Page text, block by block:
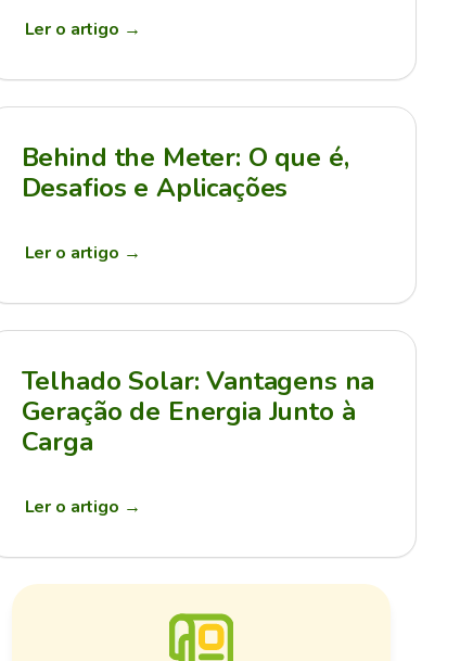
Ler o artigo →
Behind the Meter: O que é,
Desafios e Aplicações
Ler o artigo →
Telhado Solar: Vantagens na
Geração de Energia Junto à
Carga
Ler o artigo →